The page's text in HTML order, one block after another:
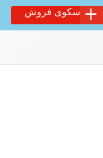
سکوی فروش